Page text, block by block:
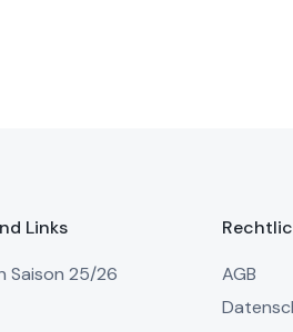
Links
Saison 25/26
AGB